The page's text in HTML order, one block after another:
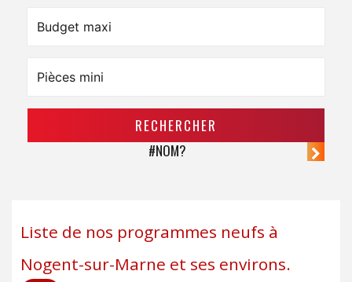
RECHERCHER
#NOM?
Liste de nos programmes neufs à
Nogent-sur-Marne et ses environs.